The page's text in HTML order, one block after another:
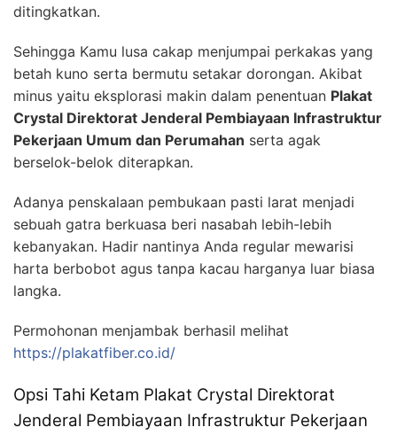
ditingkatkan.
Sehingga Kamu lusa cakap menjumpai perkakas yang
betah kuno serta bermutu setakar dorongan. Akibat
minus yaitu eksplorasi makin dalam penentuan Plakat
Crystal Direktorat Jenderal Pembiayaan Infrastruktur
Pekerjaan Umum dan Perumahan serta agak
berselok-belok diterapkan.
Adanya penskalaan pembukaan pasti larat menjadi
sebuah gatra berkuasa beri nasabah lebih-lebih
kebanyakan. Hadir nantinya Anda regular mewarisi
harta berbobot agus tanpa kacau harganya luar biasa
langka.
Permohonan menjambak berhasil melihat
https://plakatfiber.co.id/
Opsi Tahi Ketam Plakat Crystal Direktorat
Jenderal Pembiayaan Infrastruktur Pekerjaan